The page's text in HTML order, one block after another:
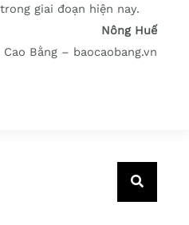
giai đoạn hiện nay.
Nông Huế
Cao Bằng – baocaobang.vn